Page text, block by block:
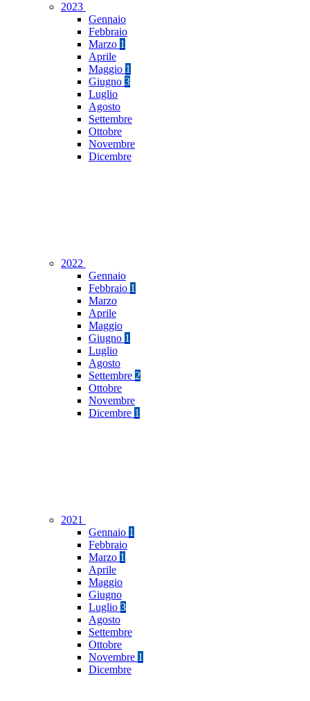
2023
Gennaio
Febbraio
Marzo 1
Aprile
Maggio 1
Giugno 3
Luglio
Agosto
Settembre
Ottobre
Novembre
Dicembre
2022
Gennaio
Febbraio 1
Marzo
Aprile
Maggio
Giugno 1
Luglio
Agosto
Settembre 2
Ottobre
Novembre
Dicembre 1
2021
Gennaio 1
Febbraio
Marzo 1
Aprile
Maggio
Giugno
Luglio 3
Agosto
Settembre
Ottobre
Novembre 1
Dicembre